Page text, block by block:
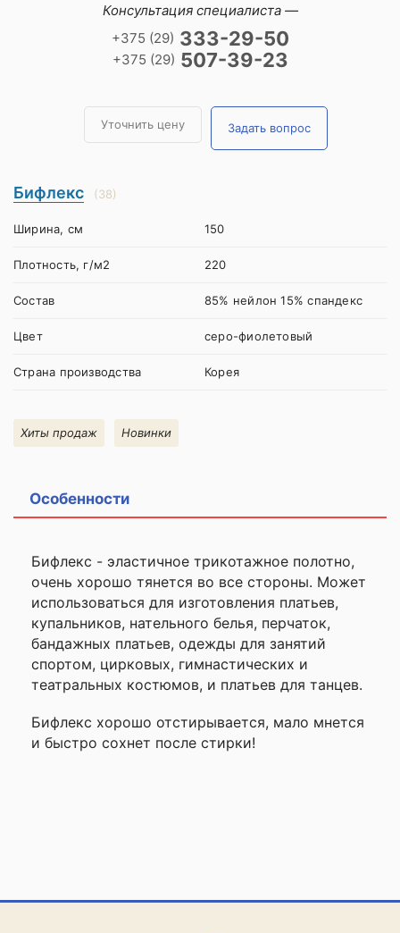
Консультация специалиста —
+375 (29) 333-29-50
+375 (29) 507-39-23
Уточнить цену Задать вопрос
Бифлекс (38)
Ширина, см 150
Плотность, г/м2 220
Состав 85% нейлон 15% спандекс
Цвет серо-фиолетовый
Страна производства Корея
Хиты продаж Новинки
Особенности
Бифлекс - эластичное трикотажное полотно,
очень хорошо тянется во все стороны. Может
использоваться для изготовления платьев,
купальников, нательного белья, перчаток,
бандажных платьев, одежды для занятий
спортом, цирковых, гимнастических и
театральных костюмов, и платьев для танцев.
Бифлекс хорошо отстирывается, мало мнется
и быстро сохнет после стирки!